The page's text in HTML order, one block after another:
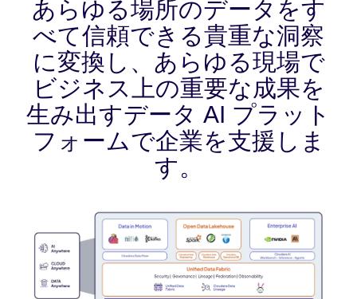
あらゆる場所のデータをす
べて信頼できる貴重な洞察
に変換し、あらゆる現場で
ビジネス上の重要な成果を
生み出すデータ AI プラット
フォームで企業を支援しま
す。